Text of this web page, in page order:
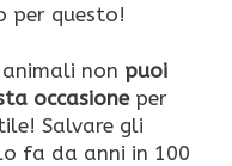
per questo!
non puoi
occasioneper
Salvare gli
fa da anni in 100